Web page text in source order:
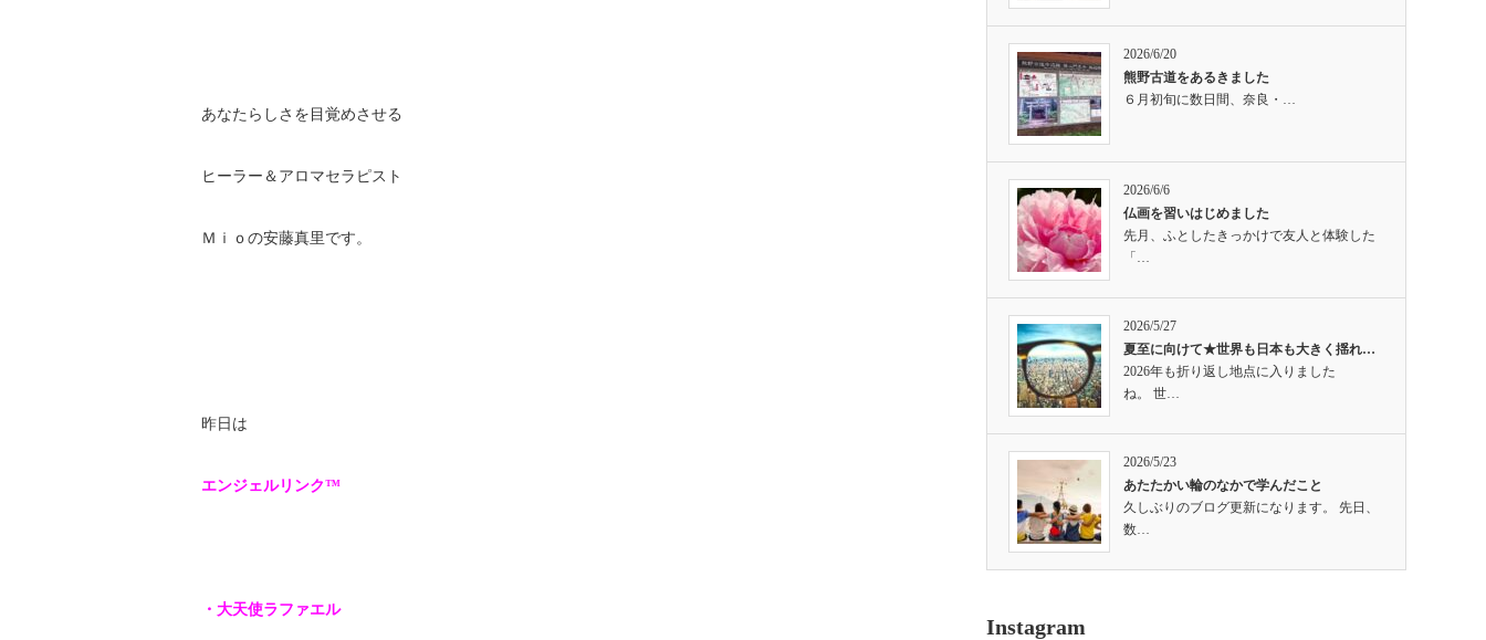
あなたらしさを目覚めさせる
ヒーラー＆アロマセラピスト
Ｍｉｏの安藤真里です。
昨日は
エンジェルリンク™
・大天使ラファエル
2026/6/20
熊野古道をあるきました
６月初旬に数日間、奈良・…
2026/6/6
仏画を習いはじめました
先月、ふとしたきっかけで友人と体験した
「…
2026/5/27
夏至に向けて★世界も日本も大きく揺れ…
2026年も折り返し地点に入りました
ね。 世…
2026/5/23
あたたかい輪のなかで学んだこと
久しぶりのブログ更新になります。 先日、
数…
Instagram